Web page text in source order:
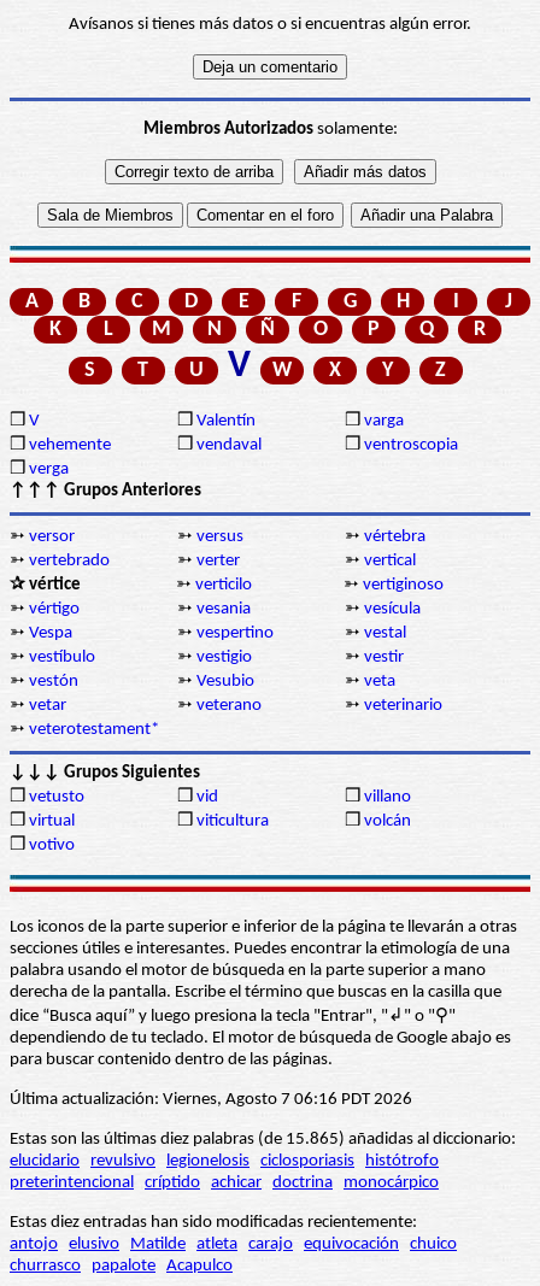
Avísanos si tienes más datos o si encuentras algún error.
Miembros Autorizadossolamente:
A B C D E F G H I
J
K
L M N Ñ O P Q
R
S
T U V W X Y Z
❒ V ❒ Valentín ❒ varga
❒ vehemente ❒ vendaval ❒ ventroscopia
❒ verga
↑↑↑ Grupos Anteriores
➳ versor ➳ versus ➳ vértebra
➳ vertebrado ➳ verter ➳ vertical
✰ vértice
➳ verticilo ➳ vertiginoso
➳ vértigo ➳ vesania ➳ vesícula
➳ Vespa ➳ vespertino ➳ vestal
➳ vestíbulo ➳ vestigio ➳ vestir
➳ vestón ➳ Vesubio ➳ veta
➳ vetar ➳ veterano ➳ veterinario
➳ veterotestament*
↓↓↓ Grupos Siguientes
❒ vetusto ❒ vid ❒ villano
❒ virtual ❒ viticultura ❒ volcán
❒ votivo
Los iconos de la parte superior e inferior de la página te llevarán a otras
secciones útiles e interesantes. Puedes encontrar la etimología de una
palabra usando el motor de búsqueda en la parte superior a mano
derecha de la pantalla. Escribe el término que buscas en la casilla que
dice “Busca aquí” y luego presiona la tecla "Entrar", "↲" o "⚲"
dependiendo de tu teclado. El motor de búsqueda de Google abajo es
para buscar contenido dentro de las páginas.
Última actualización: Viernes, Agosto 7 06:16 PDT 2026
Estas son las últimas diez palabras (de 15.865) añadidas al diccionario:
elucidario
revulsivo legionelosis ciclosporiasis
histótrofo
preterintencional críptido achicar doctrina monocárpico
Estas diez entradas han sido modificadas recientemente:
antojo elusivo Matilde atleta carajo equivocación
chuico
churrasco
papalote Acapulco